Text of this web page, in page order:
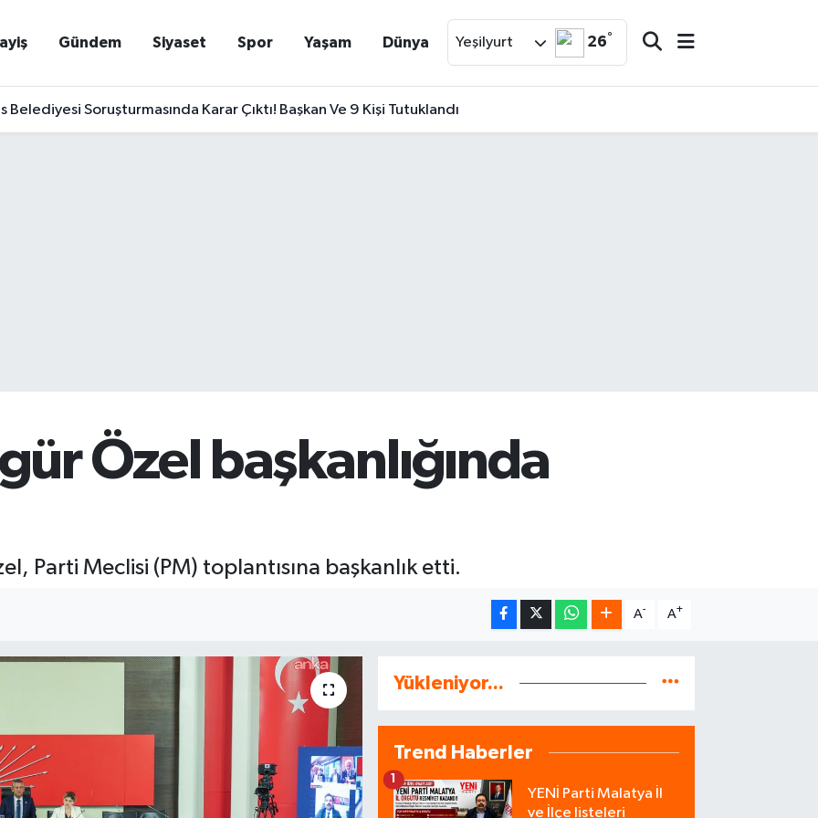
Gündem Siyaset Spor Yaşam Dünya Yeşilyurt 26°
Soruşturmasında Karar Çıktı! Başkan Ve 9 Kişi Tutuklandı
Özel başkanlığında
Parti Meclisi (PM) toplantısına başkanlık etti.
A- A+
Yükleniyor...
Trend Haberler
YENİ Parti Malatya İl
ve İlçe listeleri
1